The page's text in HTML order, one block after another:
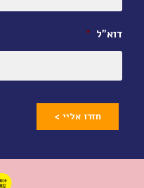
דוא״ל *
חזרו אליי >